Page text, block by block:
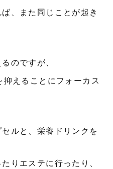
、また同じことが起き
のですが、
えることにフォーカス
ルと、栄養ドリンクを
りエステに行ったり、